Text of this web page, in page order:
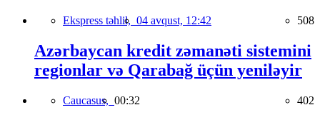
Ekspress təhlil, 04 avqust, 12:42 508
Azərbaycan kredit zəmanəti sistemini
regionlar və Qarabağ üçün yeniləyir
Caucasus, 00:32 402